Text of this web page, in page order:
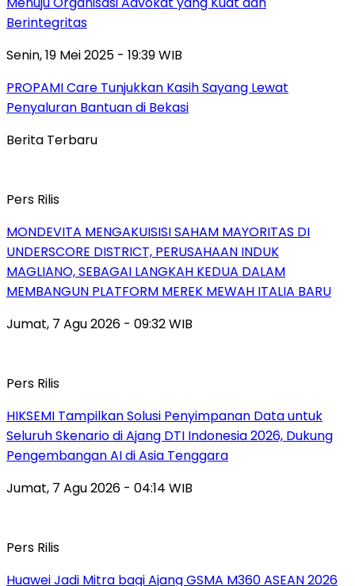
Berintegritas
Senin, 19 Mei 2025 - 19:39 WIB
PROPAMI Care Tunjukkan Kasih Sayang Lewat
Penyaluran Bantuan di Bekasi
Berita Terbaru
Pers Rilis
MONDEVITA MENGAKUISISI SAHAM MAYORITAS DI
UNDERSCORE DISTRICT, PERUSAHAAN INDUK
MAGLIANO, SEBAGAI LANGKAH KEDUA DALAM
MEMBANGUN PLATFORM MEREK MEWAH ITALIA BARU
Jumat, 7 Agu 2026 - 09:32 WIB
Pers Rilis
HIKSEMI Tampilkan Solusi Penyimpanan Data untuk
Seluruh Skenario di Ajang DTI Indonesia 2026, Dukung
Pengembangan AI di Asia Tenggara
Jumat, 7 Agu 2026 - 04:14 WIB
Pers Rilis
Huawei Jadi Mitra bagi Ajang GSMA M360 ASEAN 2026